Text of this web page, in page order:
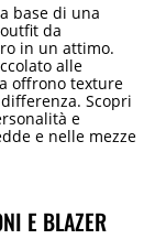
base di una
da
in un attimo.
alle
offrono texture
Scopri
e
e nelle mezze
E BLAZER